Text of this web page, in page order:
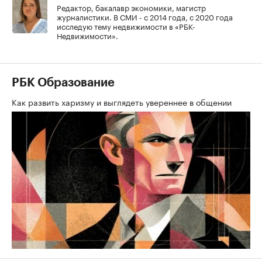
Редактор, бакалавр экономики, магистр
журналистики. В СМИ - с 2014 года, с 2020 года
исследую тему недвижимости в «РБК-
Недвижимости».
РБК Образование
Как развить харизму и выглядеть увереннее в общении